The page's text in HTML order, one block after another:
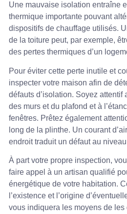
Une mauvaise isolation entraîne
thermique importante pouvant
dispositifs de chauffage utilisés.
de la toiture peut, par exemple,
des pertes thermiques d’un
Pour éviter cette perte inutile et
inspecter votre maison afin de
défauts d’isolation. Soyez attentif
des murs et du plafond et à
fenêtres. Prêtez également
long de la plinthe. Un courant
endroit traduit un défaut au
À part votre propre inspection,
faire appel à un artisan qualifié
énergétique de votre habitation.
l’existence et l’origine
vous indiquera les moyens de les